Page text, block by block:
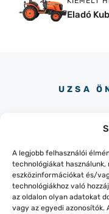
A legjobb felhasználói
technológiákat
eszközinformációkat és/
technológiákhoz való
az oldalon olyan adatokat
vagy az egyedi azonosítók.
Eladó
UZSA
8319